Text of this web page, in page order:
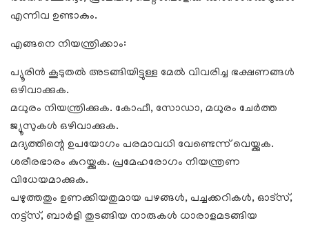
എന്നിവ ഉണ്ടാകും.
എങ്ങനെ നിയന്ത്രിക്കാം:
പ്യൂരിൻ കൂടുതൽ അടങ്ങിയിട്ടുള്ള മേൽ വിവരിച്ച ഭക്ഷണങ്ങൾ
ഒഴിവാക്കുക.
മധുരം നിയന്ത്രിക്കുക. കോഫീ, സോഡാ, മധുരം ചേർത്ത
ജ്യൂസുകൾ ഒഴിവാക്കുക.
മദ്യത്തിന്റെ ഉപയോഗം പരമാവധി വേണ്ടെന്ന് വെയ്ക്കുക.
ശരീരഭാരം കുറയ്ക്കുക. പ്രമേഹരോഗം നിയന്ത്രണ
വിധേയമാക്കുക.
പഴുത്തതും ഉണക്കിയതുമായ പഴങ്ങൾ, പച്ചക്കറികൾ, ഓട്സ്,
നട്ട്സ്, ബാർളി തുടങ്ങിയ നാരുകൾ ധാരാളമടങ്ങിയ